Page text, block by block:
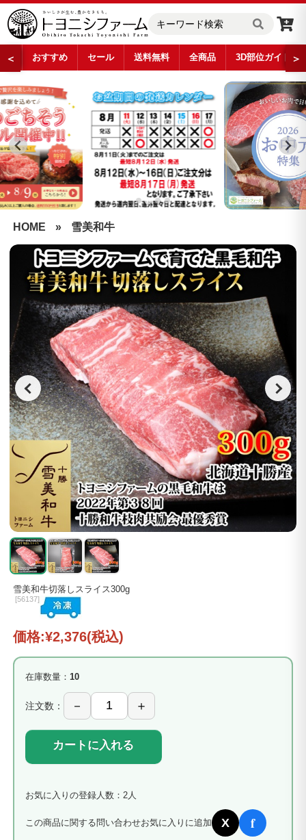
＜ おすすめ セール 送料無料 全商品 3D部位ガイド ＞
HOME » 雪美和牛
雪美和牛切落しスライス300g
[56137]
価格:¥2,376(税込)
在庫数量： 10
注文数：
カートに入れる
お気に入りの登録人数：2人
この商品に関する問い合わせお気に入りに追加 X f